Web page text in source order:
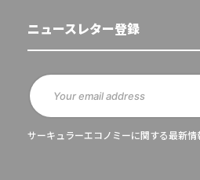
ニュースレター登録
サーキュラーエコノミーに関する最新情